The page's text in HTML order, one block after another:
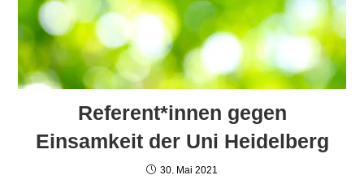
Referent*innen gegen
Einsamkeit der Uni Heidelberg
30. Mai 2021